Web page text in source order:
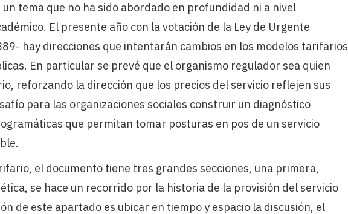
tema que no ha sido abordado en profundidad ni a nivel
El presente año con la votación de la Ley de Urgente
hay direcciones que intentarán cambios en los modelos tarifarios
En particular se prevé que el organismo regulador sea quien
reforzando la dirección que los precios del servicio reflejen sus
para las organizaciones sociales construir un diagnóstico
que permitan tomar posturas en pos de un servicio
el documento tiene tres grandes secciones, una primera,
se hace un recorrido por la historia de la provisión del servicio
de este apartado es ubicar en tiempo y espacio la discusión, el